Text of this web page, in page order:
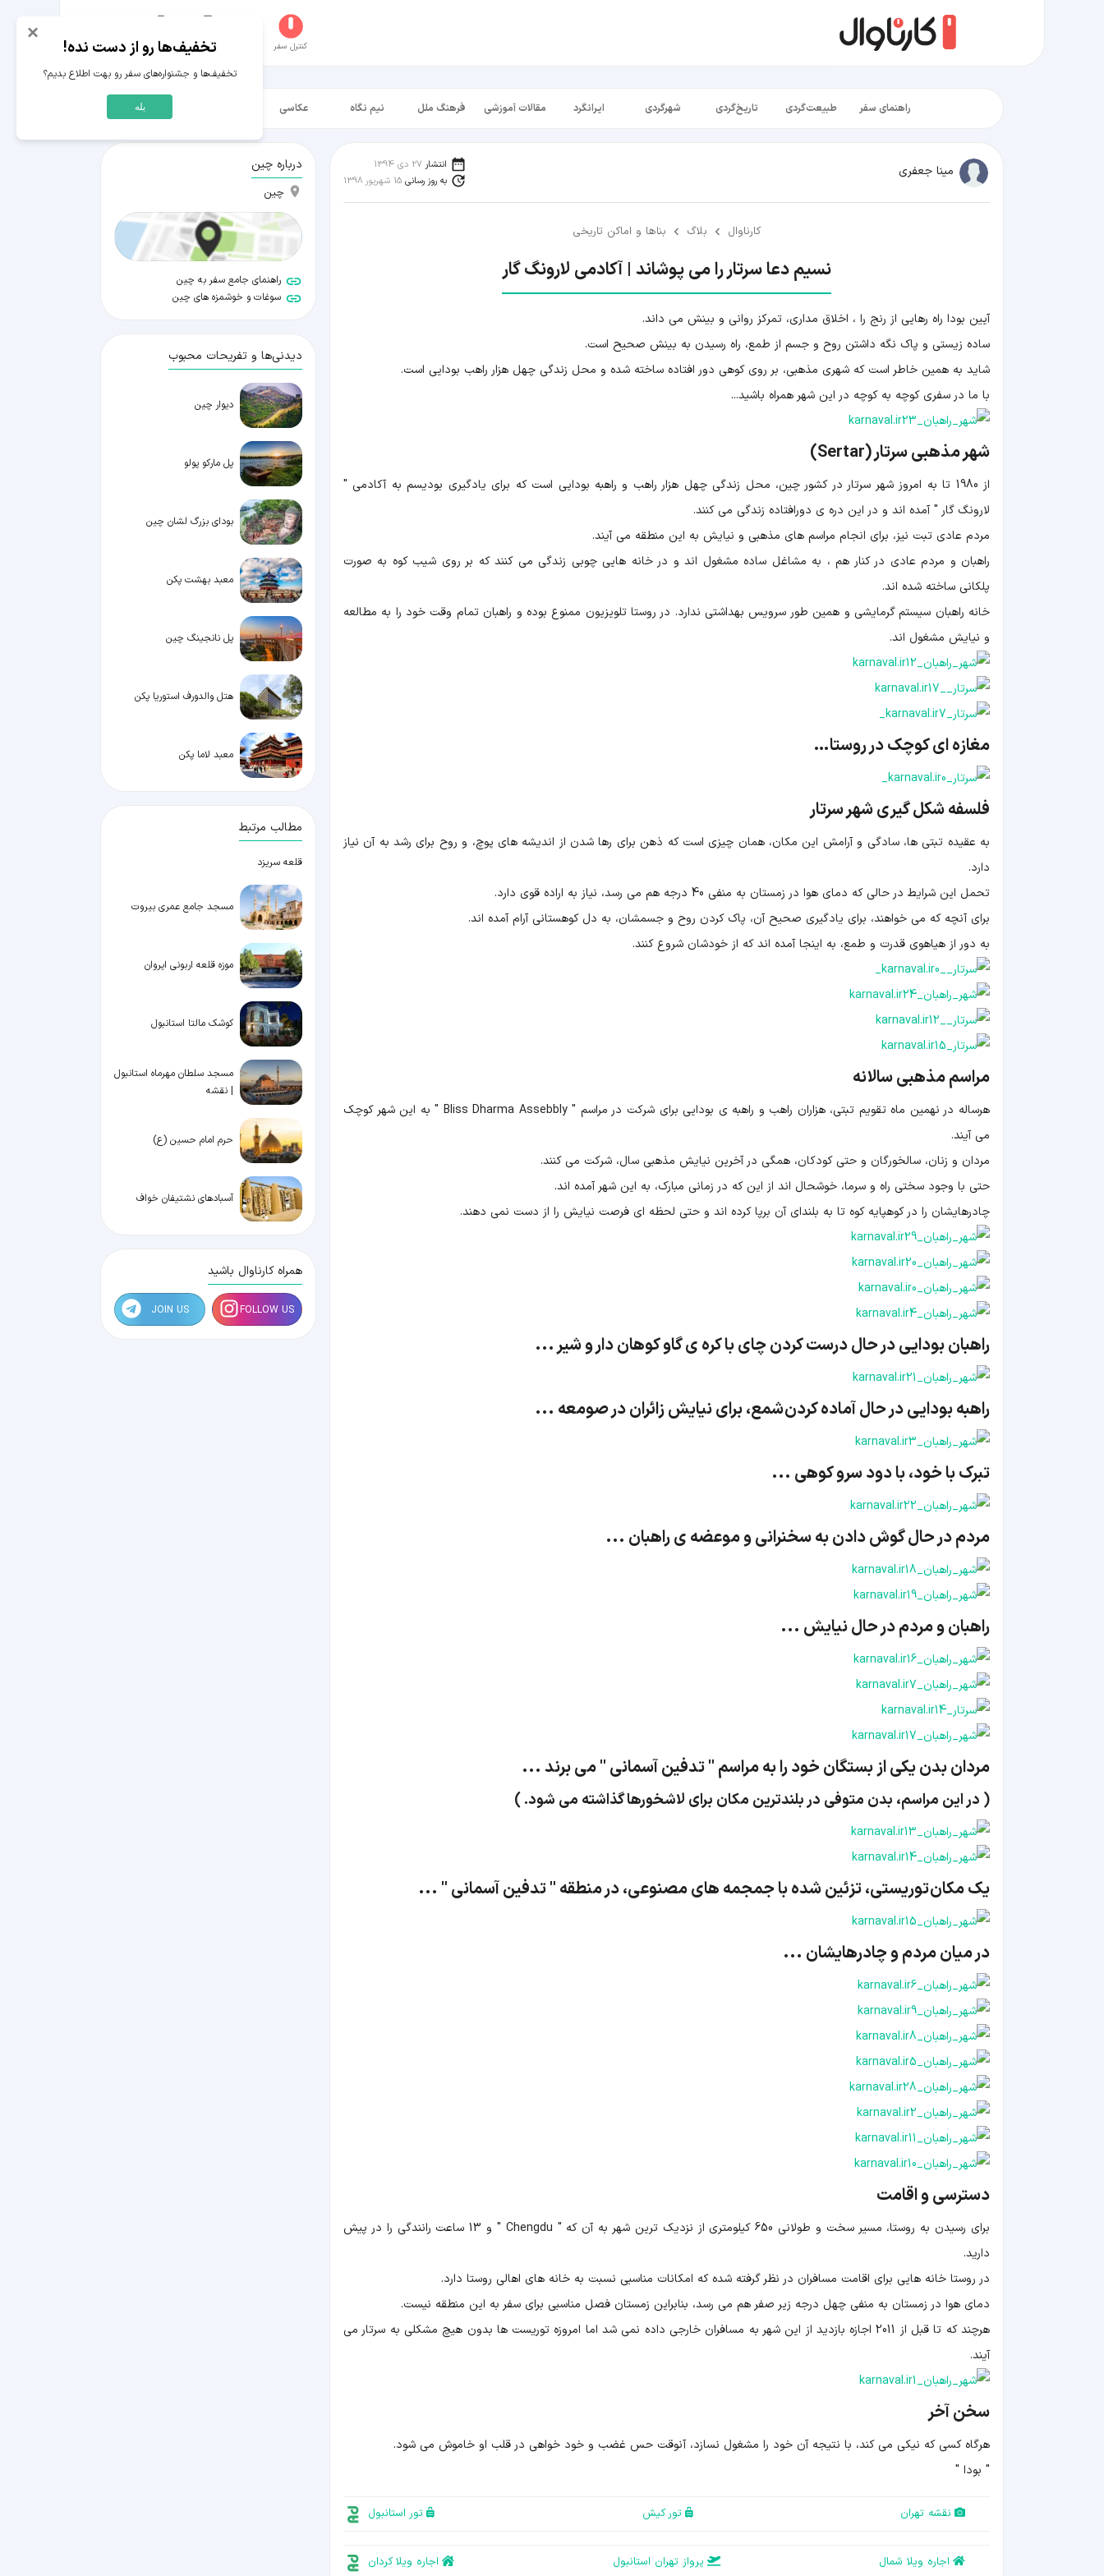
کنترل سفر عکاسخانه سفر‌های من حساب کاربری
راهنمای سفر طبیعت‌گردی تاریخ‌گردی شهرگردی ایرانگرد مقالات آموزشی فرهنگ ملل نیم نگاه عکاسی
مینا جعفری انتشار 27 دی 1394
به روز رسانی 15 شهریور 1398
کارناوال بلاگ بناها و اماکن تاریخی
نسیم دعا سرتار را می پوشاند | آکادمی لارونگ گار
آیین بودا راه رهایی از رنج را ، اخلاق مداری، تمرکز روانی و بینش می داند.
ساده زیستی و پاک نگه داشتن روح و جسم از طمع، راه رسیدن به بینش صحیح است.
شاید به همین خاطر است که شهری مذهبی، بر روی کوهی دور افتاده ساخته شده و محل زندگی چهل هزار راهب بودایی است.
با ما در سفری کوچه به کوچه در این شهر همراه باشید...
شهر مذهبی سرتار (Sertar)
از 1980 تا به امروز شهر سرتار در کشور چین، محل زندگی چهل هزار راهب و راهبه بودایی است که برای یادگیری بودیسم به آکادمی "
لارونگ گار " آمده اند و در این دره ی دورافتاده زندگی می کنند.
مردم عادی تبت نیز، برای انجام مراسم های مذهبی و نیایش به این منطقه می آیند.
راهبان و مردم عادی در کنار هم ، به مشاغل ساده مشغول اند و در خانه هایی چوبی زندگی می کنند که بر روی شیب کوه به صورت
پلکانی ساخته شده اند.
خانه راهبان سیستم گرمایشی و همین طور سرویس بهداشتی ندارد. در روستا تلویزیون ممنوع بوده و راهبان تمام وقت خود را به مطالعه
و نیایش مشغول اند.
مغازه ای کوچک در روستا…
فلسفه شکل گیری شهر سرتار
به عقیده تبتی ها، سادگی و آرامش این مکان، همان چیزی است که ذهن برای رها شدن از اندیشه های پوچ، و روح برای رشد به آن نیاز
دارد.
تحمل این شرایط در حالی که دمای هوا در زمستان به منفی 40 درجه هم می رسد، نیاز به اراده قوی دارد.
برای آنچه که می خواهند، برای یادگیری صحیح آن، پاک کردن روح و جسمشان، به دل کوهستانی آرام آمده اند.
به دور از هیاهوی قدرت و طمع، به اینجا آمده اند که از خودشان شروع کنند.
مراسم مذهبی سالانه
هرساله در نهمین ماه تقویم تبتی، هزاران راهب و راهبه ی بودایی برای شرکت در مراسم " Bliss Dharma Assebbly " به این شهر کوچک
می آیند.
مردان و زنان، سالخورگان و حتی کودکان، همگی در آخرین نیایش مذهبی سال، شرکت می کنند.
حتی با وجود سختی راه و سرما، خوشحال اند از این که در زمانی مبارک، به این شهر آمده اند.
چادرهایشان را در کوهپایه کوه تا به بلندای آن برپا کرده اند و حتی لحظه ای فرصت نیایش را از دست نمی دهند.
راهبان بودایی در حال درست کردن چای با کره ی گاو کوهان دار و شیر ...
راهبه بودایی در حال آماده کردن شمع، برای نیایش زائران در صومعه ...
تبرک با خود، با دود سرو کوهی ...
مردم در حال گوش دادن به سخنرانی و موعضه ی راهبان ...
راهبان و مردم در حال نیایش ...
مردان بدن یکی از بستگان خود را به مراسم " تدفین آسمانی " می برند ...
( در این مراسم، بدن متوفی در بلندترین مکان برای لاشخورها گذاشته می شود. )
یک مکان توریستی، تزئین شده با جمجمه های مصنوعی، در منطقه " تدفین آسمانی " ...
در میان مردم و چادرهایشان ...
دسترسی و اقامت
برای رسیدن به روستا، مسیر سخت و طولانی 650 کیلومتری از نزدیک ترین شهر به آن که " Chengdu " و 13 ساعت رانندگی را در پیش
دارید.
در روستا خانه هایی برای اقامت مسافران در نظر گرفته شده که امکانات مناسبی نسبت به خانه های اهالی روستا دارد.
دمای هوا در زمستان به منفی چهل درجه زیر صفر هم می رسد، بنابراین زمستان فصل مناسبی برای سفر به این منطقه نیست.
هرچند که تا قبل از 2011 اجازه بازدید از این شهر به مسافران خارجی داده نمی شد اما امروزه توریست ها بدون هیچ مشکلی به سرتار می
آیند.
سخن آخر
هرگاه کسی که نيکی می کند، با نتيجه آن خود را مشغول نسازد، آنوقت حس غضب و خود خواهی در قلب او خاموش می شود.
" بودا "
نقشه تهران تور کیش تور استانبول
اجاره ویلا شمال پرواز تهران استانبول اجاره ویلا کردان
درباره چین
چین
راهنمای جامع سفر به چین
سوغات و خوشمزه های چین
دیدنی‌ها و تفریحات محبوب
دیوار چین
پل مارکو پولو
بودای بزرگ لشان چین
معبد بهشت پکن
پل نانجینگ چین
هتل والدورف استوریا پکن
معبد لاما پکن
مطالب مرتبط
قلعه سریزد
مسجد جامع عمری بیروت
موزه قلعه اربونی ایروان
کوشک مالتا استانبول
مسجد سلطان مهرماه استانبول
| نقشه
حرم امام حسین (ع)
آسبادهای نشتیفان خواف
همراه کارناوال باشید
FOLLOW US
JOIN US
×
تخفیف‌ها رو از دست نده!
تخفیف‌ها و جشنواره‌های سفر رو بهت اطلاع بدیم؟
بله